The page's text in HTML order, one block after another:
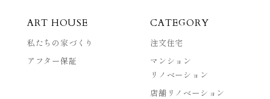
ART HOUSE
私たちの家づくり
アフター保証
CATEGORY
注文住宅
マンション
リノベーション
店舗リノベーション